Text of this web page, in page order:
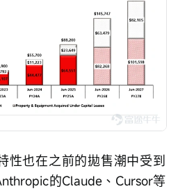
性也在之前的拋售潮中受到
的Claude、Cursor等